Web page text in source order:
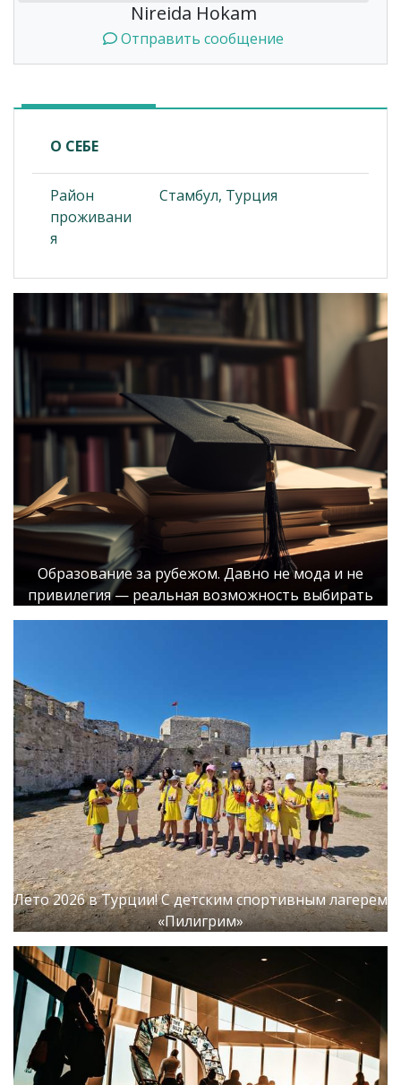
Nireida Hokam
Отправить сообщение
О СЕБЕ
Район
проживани
я
Стамбул, Турция
Образование за рубежом. Давно не мода и не
привилегия — реальная возможность выбирать
Лето 2026 в Турции! С детским спортивным лагерем
«Пилигрим»